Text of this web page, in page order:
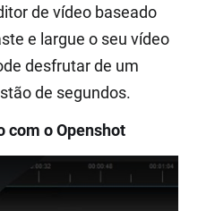
de vídeo baseado
e largue o seu vídeo
desfrutar de um
de segundos.
com o Openshot